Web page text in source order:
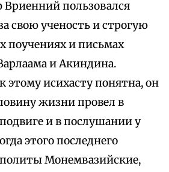
пользовался
свою ученость и строгую
поучениях и письмах
и Акиндина.
этому исихасту понятна, он
жизни провел в
и в послушании у
этого последнего
Монемвазийские,